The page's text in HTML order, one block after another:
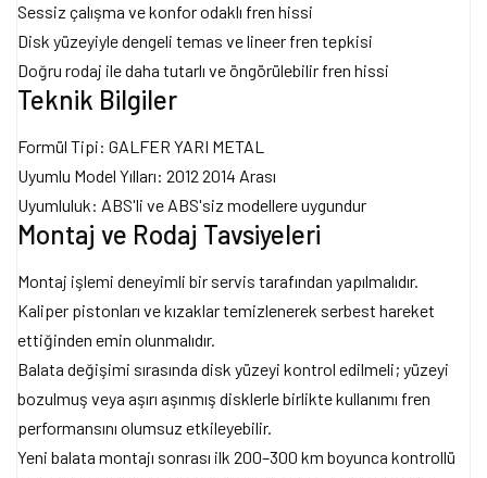
Sessiz çalışma ve konfor odaklı fren hissi
Disk yüzeyiyle dengeli temas ve lineer fren tepkisi
Doğru rodaj ile daha tutarlı ve öngörülebilir fren hissi
Teknik Bilgiler
Formül Tipi: GALFER YARI METAL
Uyumlu Model Yılları: 2012 2014 Arası
Uyumluluk: ABS'li ve ABS'siz modellere uygundur
Montaj ve Rodaj Tavsiyeleri
Montaj işlemi deneyimli bir servis tarafından yapılmalıdır.
Kaliper pistonları ve kızaklar temizlenerek serbest hareket
ettiğinden emin olunmalıdır.
Balata değişimi sırasında disk yüzeyi kontrol edilmeli; yüzeyi
bozulmuş veya aşırı aşınmış disklerle birlikte kullanımı fren
performansını olumsuz etkileyebilir.
Yeni balata montajı sonrası ilk 200–300 km boyunca kontrollü